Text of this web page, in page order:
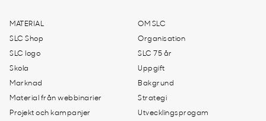
MATERIAL
SLC Shop
SLC logo
Skola
Marknad
Material från webbinarier
Projekt och kampanjer
OM SLC
Organisation
SLC 75 år
Uppgift
Bakgrund
Strategi
Utvecklingsprogam